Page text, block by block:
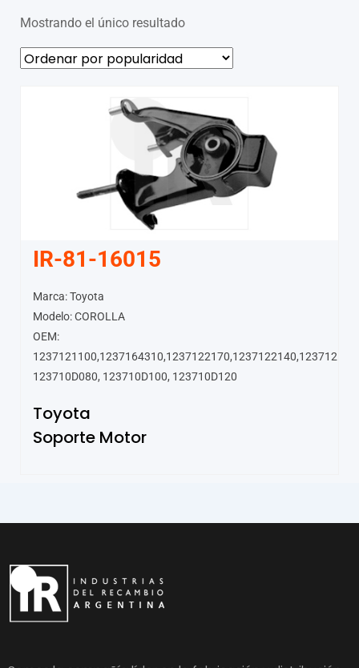
Mostrando el único resultado
IR-81-16015
Marca: Toyota
Modelo: COROLLA
OEM:
123710D080, 123710D100, 123710D120
Toyota
Soporte Motor